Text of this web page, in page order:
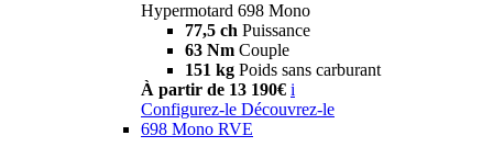
Hypermotard 698 Mono
77,5 ch Puissance
63 Nm Couple
151 kg Poids sans carburant
À partir de 13 190€ i
Configurez-le Découvrez-le
698 Mono RVE